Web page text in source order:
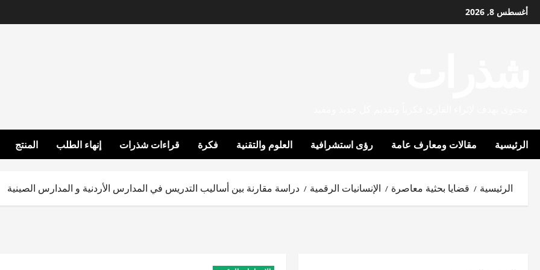
تخطي
إلى
أغسطس 8, 2026
الرئيسية مقالات ومعارف عامة رؤى استشرافية العلوم والتقنية فكرة قراءات شذرات إنهاء الطلب المنتج
الرئيسية قضايا بحثية معاصرة الإنسانيات الرقمية دراسة مقارنة بين أساليب التدريس في المدارس الأردنية و المدارس الصينية